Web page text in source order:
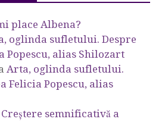
place Albena?
oglinda sufletului. Despre
Popescu, alias Shilozart
Arta, oglinda sufletului.
Felicia Popescu, alias
Creștere semnificativă a